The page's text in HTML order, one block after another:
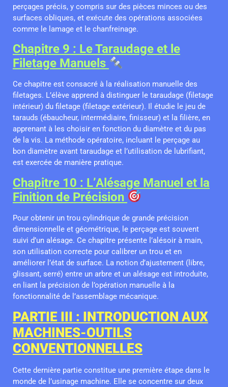
perçages précis, y compris sur des pièces minces ou des
surfaces obliques, et exécute des opérations associées
comme le lamage et le chanfreinage.
Chapitre 9 : Le Taraudage et le
Filetage Manuels
Ce chapitre est consacré à la réalisation manuelle des
filetages. L’élève apprend à distinguer le taraudage (filetage
intérieur) du filetage (filetage extérieur). Il étudie le jeu de
tarauds (ébaucheur, intermédiaire, finisseur) et la filière, en
apprenant à les choisir en fonction du diamètre et du pas
de la vis. La méthode opératoire, incluant le perçage au
bon diamètre avant taraudage et l’utilisation de lubrifiant,
est exercée de manière pratique.
Chapitre 10 : L’Alésage Manuel et la
Finition de Précision
Pour obtenir un trou cylindrique de grande précision
dimensionnelle et géométrique, le perçage est souvent
suivi d’un alésage. Ce chapitre présente l’alésoir à main,
son utilisation correcte pour calibrer un trou et en
améliorer l’état de surface. La notion d’ajustement (libre,
glissant, serré) entre un arbre et un alésage est introduite,
en liant la précision de l’opération manuelle à la
fonctionnalité de l’assemblage mécanique.
PARTIE III : INTRODUCTION AUX
MACHINES-OUTILS
CONVENTIONNELLES
Cette dernière partie constitue une première étape dans le
monde de l’usinage machine. Elle se concentre sur deux